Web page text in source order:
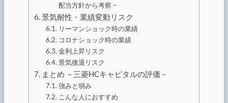
配当方針から考察 –
景気耐性・業績変動リスク
リーマンショック時の業績
コロナショック時の業績
金利上昇リスク
景気後退リスク
まとめ – 三菱HCキャピタルの評価 –
強みと弱み
こんな人におすすめ